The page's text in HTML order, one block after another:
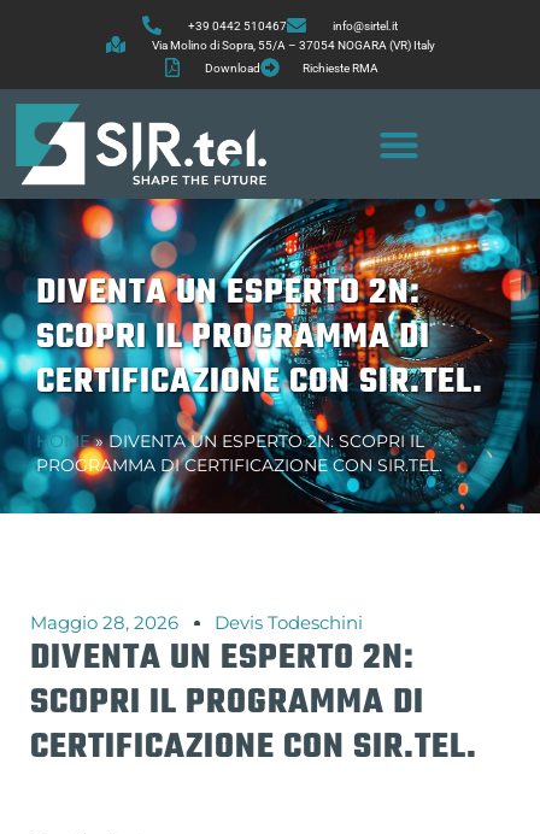
+39 0442 510467
info@sirtel.it
Via Molino di Sopra, 55/A – 37054 NOGARA (VR) Italy
Download
Richieste RMA
DIVENTA UN ESPERTO 2N:
SCOPRI IL PROGRAMMA DI
CERTIFICAZIONE CON SIR.TEL.
HOME»DIVENTA UN ESPERTO 2N: SCOPRI IL
PROGRAMMA DI CERTIFICAZIONE CON SIR.TEL.
Maggio 28, 2026 Devis Todeschini
DIVENTA UN ESPERTO 2N:
SCOPRI IL PROGRAMMA DI
CERTIFICAZIONE CON SIR.TEL.